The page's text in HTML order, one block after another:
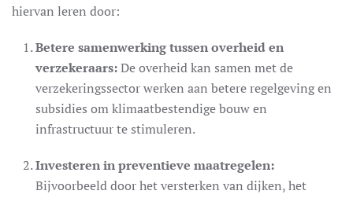
hiervan leren door:
Betere samenwerking tussen overheid en
verzekeraars:De overheid kan samen met de
verzekeringssector werken aan betere regelgeving en
subsidies om klimaatbestendige bouw en
infrastructuur te stimuleren.
Investeren in preventieve maatregelen:
Bijvoorbeeld door het versterken van dijken, het